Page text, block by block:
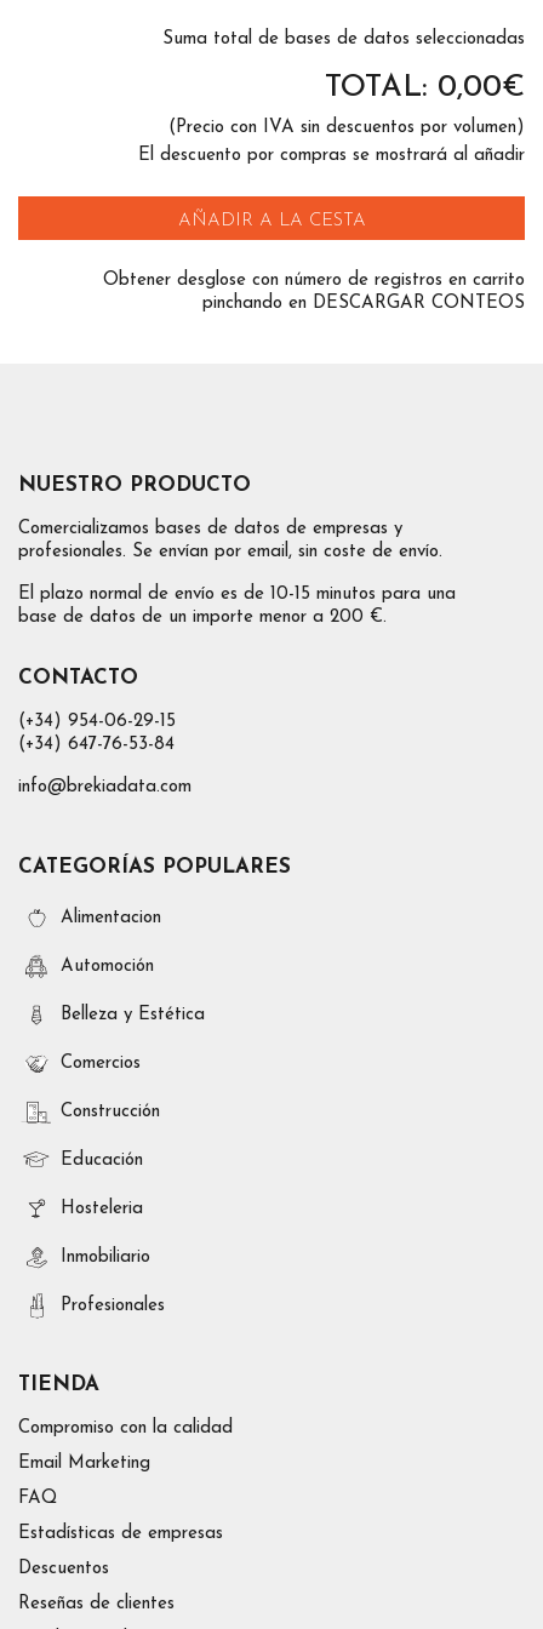
Suma total de bases de datos seleccionadas
TOTAL: 0,00€
(Precio con IVA sin descuentos por volumen)
El descuento por compras se mostrará al añadir
AÑADIR A LA CESTA
Obtener desglose con número de registros en carrito
pinchando en DESCARGAR CONTEOS
NUESTRO PRODUCTO
Comercializamos bases de datos de empresas y
profesionales. Se envían por email, sin coste de envío.
El plazo normal de envío es de 10-15 minutos para una
base de datos de un importe menor a 200 €.
CONTACTO
(+34) 954-06-29-15
(+34) 647-76-53-84
info@brekiadata.com
CATEGORÍAS POPULARES
Alimentacion
Automoción
Belleza y Estética
Comercios
Construcción
Educación
Hosteleria
Inmobiliario
Profesionales
TIENDA
Compromiso con la calidad
Email Marketing
FAQ
Estadísticas de empresas
Descuentos
Reseñas de clientes